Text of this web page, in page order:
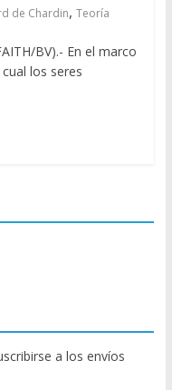
de Chardin, Teoría
BV).- En el marco
los seres
a los envíos